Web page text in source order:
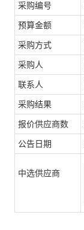
采购编号
预算金额
采购方式
采购人
联系人
采购结果
报价供应商数
公告日期
中选供应商